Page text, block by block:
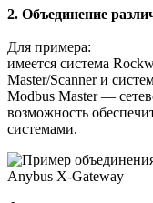
2. Объединение
Для примера:
имеется система
Master/Scanner и
Modbus Master —
возможность
системами.